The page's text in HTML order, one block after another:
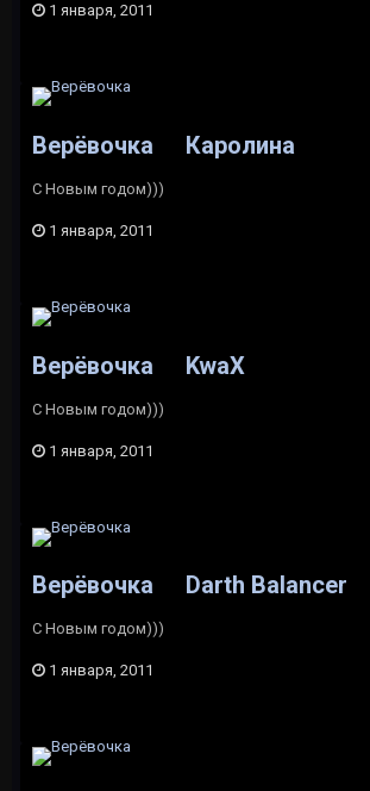
1 января, 2011
Верёвочка Каролина
C Новым годом)))
1 января, 2011
Верёвочка KwaX
C Новым годом)))
1 января, 2011
Верёвочка Darth Balancer
C Новым годом)))
1 января, 2011